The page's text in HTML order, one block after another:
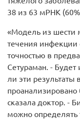
38 из 63 мРНК
«Модель из шести
течения инфекции
точностью в
Сетураман. - Будет
ли эти результаты
сказала доктор. -
можно определять